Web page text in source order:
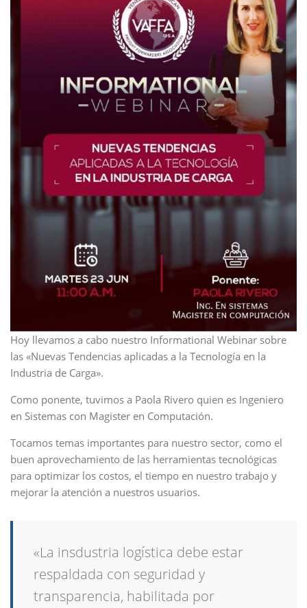
Hoy llevamos a cabo nuestro Informational Webinar sobre
las «Nuevas Tendencias aplicadas a la Tecnología en la
Industria de Carga».
Como ponente, tuvimos a Paola Rivero quien es Ingeniero
en Sistemas con Magister en Computación.
Tocamos temas importantes para nuestro sector, como el
buen aprovechamiento de las herramientas tecnológicas
para optimizar los costos, el tiempo en nuestro trabajo y
mejorar la atención a nuestros usuarios.
«La insdustria logística debe estar
respaldada con seguridad y
transparencia, habilitada por